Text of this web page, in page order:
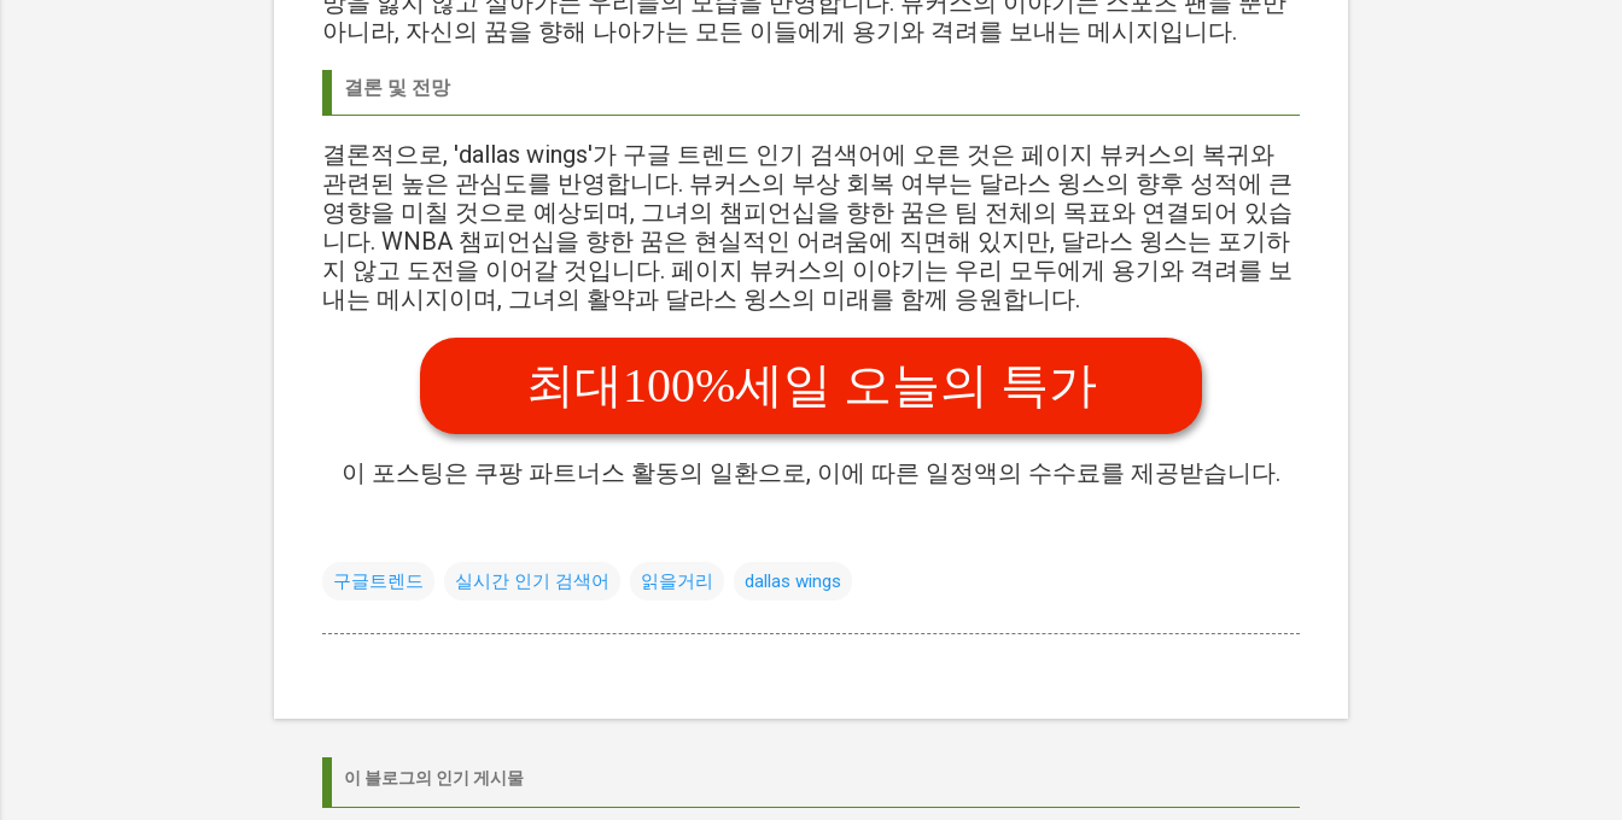
아니라, 자신의 꿈을 향해 나아가는 모든 이들에게 용기와 격려를 보내는 메시지입니다.
결론 및 전망
결론적으로, 'dallas wings'가 구글 트렌드 인기 검색어에 오른 것은 페이지 뷰커스의 복귀와
관련된 높은 관심도를 반영합니다. 뷰커스의 부상 회복 여부는 달라스 윙스의 향후 성적에 큰
영향을 미칠 것으로 예상되며, 그녀의 챔피언십을 향한 꿈은 팀 전체의 목표와 연결되어 있습
니다. WNBA 챔피언십을 향한 꿈은 현실적인 어려움에 직면해 있지만, 달라스 윙스는 포기하
지 않고 도전을 이어갈 것입니다. 페이지 뷰커스의 이야기는 우리 모두에게 용기와 격려를 보
내는 메시지이며, 그녀의 활약과 달라스 윙스의 미래를 함께 응원합니다.
최대100%세일 오늘의 특가
이 포스팅은 쿠팡 파트너스 활동의 일환으로, 이에 따른 일정액의 수수료를 제공받습니다.
구글트렌드 실시간 인기 검색어 읽을거리 dallas wings
이 블로그의 인기 게시물